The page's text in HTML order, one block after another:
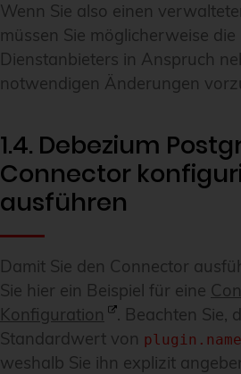
Wenn Sie also einen
müssen Sie möglicherweise die
Dienstanbieters in Anspruch
notwendigen Änderungen
1.4. Debezium
Connector
ausführen
Damit Sie den Connector
Sie hier ein Beispiel für eine
Konfiguration
. Beachten Sie,
Standardwert von plugin.name
weshalb Sie ihn explizit